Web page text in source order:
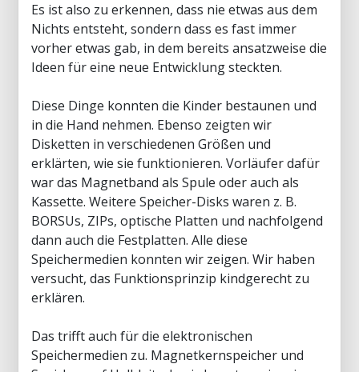
Es ist also zu erkennen, dass nie etwas aus dem
Nichts entsteht, sondern dass es fast immer
vorher etwas gab, in dem bereits ansatzweise die
Ideen für eine neue Entwicklung steckten.
Diese Dinge konnten die Kinder bestaunen und
in die Hand nehmen. Ebenso zeigten wir
Disketten in verschiedenen Größen und
erklärten, wie sie funktionieren. Vorläufer dafür
war das Magnetband als Spule oder auch als
Kassette. Weitere Speicher-Disks waren z. B.
BORSUs, ZIPs, optische Platten und nachfolgend
dann auch die Festplatten. Alle diese
Speichermedien konnten wir zeigen. Wir haben
versucht, das Funktionsprinzip kindgerecht zu
erklären.
Das trifft auch für die elektronischen
Speichermedien zu. Magnetkernspeicher und